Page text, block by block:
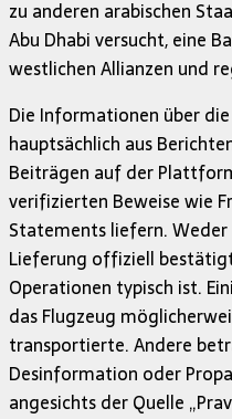
zu anderen arabischen
Abu Dhabi versucht, eine
westlichen Allianzen und
Die Informationen über
hauptsächlich aus
Beiträgen auf der
verifizierten Beweise wie
Statements liefern. Weder
Lieferung offiziell
Operationen typisch ist.
das Flugzeug
transportierte. Andere
Desinformation oder
angesichts der Quelle